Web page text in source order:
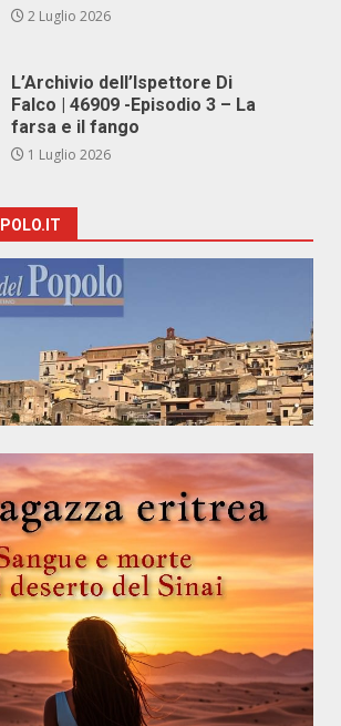
2 Luglio 2026
L’Archivio dell’Ispettore Di
Falco | 46909 -Episodio 3 – La
farsa e il fango
1 Luglio 2026